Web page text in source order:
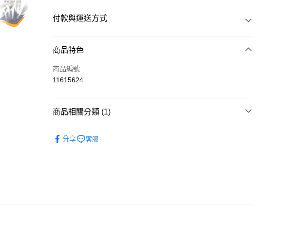
付款與運送方式
付款方式
信用卡一次付款
黑貓
商品特色
商品編號
11615624
商品相關分類 (1)
分享
客服